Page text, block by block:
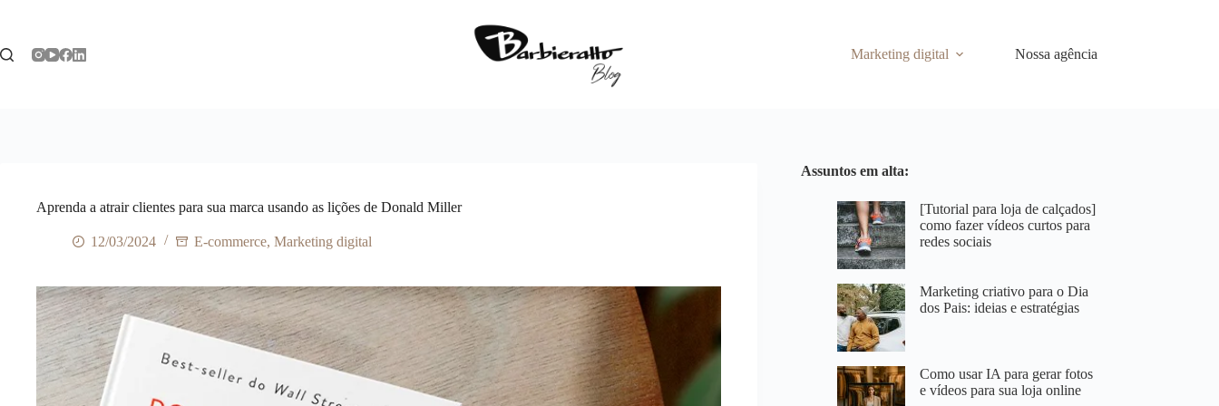
conteúdo
Marketing digital Nossa agência
Aprenda a atrair clientes para sua marca usando as lições de Donald Miller
12/03/2024 E-commerce, Marketing digital
Assuntos em alta:
[Tutorial para loja de calçados]
como fazer vídeos curtos para
redes sociais
Marketing criativo para o Dia
dos Pais: ideias e estratégias
Como usar IA para gerar fotos
e vídeos para sua loja online